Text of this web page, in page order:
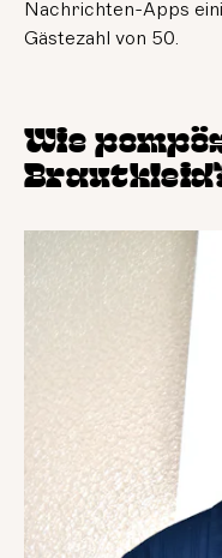
Nachrichten-Apps
Gästezahl von 50.
Wie